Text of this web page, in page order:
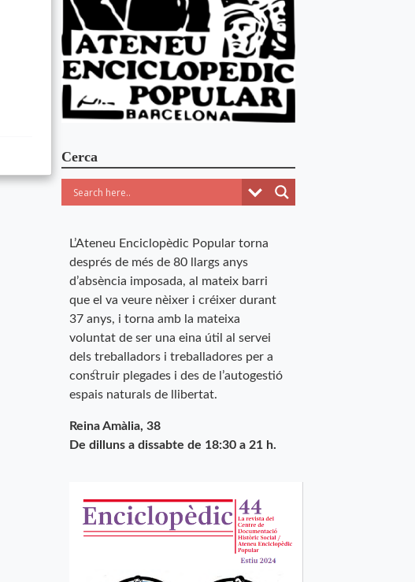
Cerca
L’Ateneu Enciclopèdic Popular torna
després de més de 80 llargs anys
d’absència imposada, al mateix barri
que el va veure nèixer i créixer durant
37 anys, i torna amb la mateixa
voluntat de ser una eina útil al servei
dels treballadors i treballadores per a
construir plegades i des de l’autogestió
espais naturals de llibertat.
Reina Amàlia, 38
De dilluns a dissabte de 18:30 a 21 h.